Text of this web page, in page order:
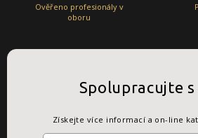
Ověřeno profesionály v
oboru
Spolupracujte s
Získejte více informací a on-line